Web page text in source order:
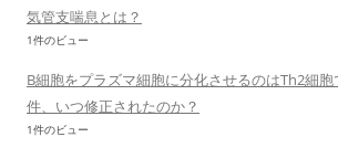
気管支喘息とは？
1件のビュー
B細胞をプラズマ細胞に分化させるのはTh2細
件、いつ修正されたのか？
1件のビュー